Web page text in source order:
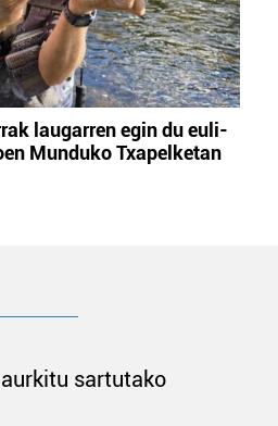
laugarren egin du euli-
Munduko Txapelketan
sartutako